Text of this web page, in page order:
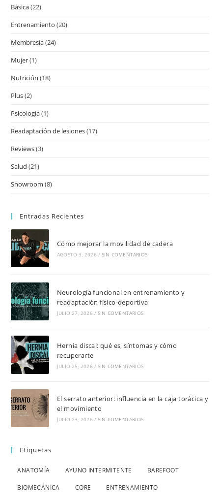
Básica(22)
Entrenamiento (20)
Membresía(24)
Mujer(1)
Nutrición (18)
Plus(2)
Psicología(1)
Readaptación de lesiones(17)
Reviews(3)
Salud (21)
Showroom (8)
Entradas Recientes
Cómo mejorar la movilidad de cadera
AGOSTO 3, 2026 / SIN COMENTARIOS
Neurología funcional en entrenamiento y
readaptación físico-deportiva
JULIO 27, 2026 / SIN COMENTARIOS
Hernia discal: qué es, síntomas y cómo
recuperarte
JULIO 25, 2026 / SIN COMENTARIOS
El serrato anterior: influencia en la caja torácica y
el movimiento
JULIO 23, 2026 / SIN COMENTARIOS
Etiquetas
ANATOMÍA AYUNO INTERMITENTE BAREFOOT
BIOMECÁNICA CORE ENTRENAMIENTO